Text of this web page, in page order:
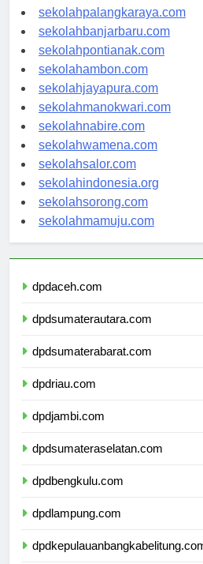
sekolahkupang.com
sekolahpalangkaraya.com
sekolahbanjarbaru.com
sekolahpontianak.com
sekolahambon.com
sekolahjayapura.com
sekolahmanokwari.com
sekolahnabire.com
sekolahwamena.com
sekolahsalor.com
sekolahindonesia.org
sekolahsorong.com